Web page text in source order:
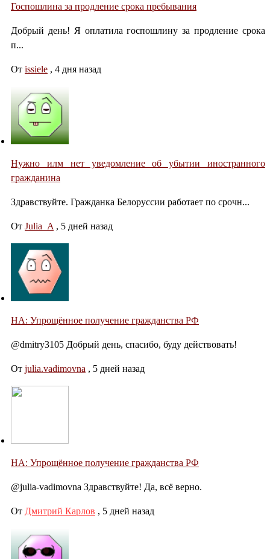
Госпошлина за продление срока пребывания
Добрый день! Я оплатила госпошлину за продление срока
п...
От issiele , 4 дня назад
Нужно илм нет уведомление об убытии иностранного
гражданина
Здравствуйте. Гражданка Белоруссии работает по срочн...
От Julia_A , 5 дней назад
НА: Упрощённое получение гражданства РФ
@dmitry3105 Добрый день, спасибо, буду действовать!
От julia.vadimovna , 5 дней назад
НА: Упрощённое получение гражданства РФ
@julia-vadimovna Здравствуйте! Да, всё верно.
От Дмитрий Карлов , 5 дней назад